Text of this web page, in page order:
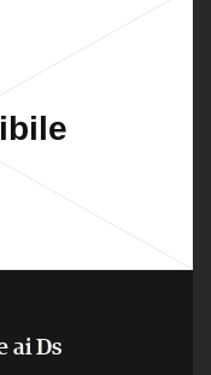
ai Ds